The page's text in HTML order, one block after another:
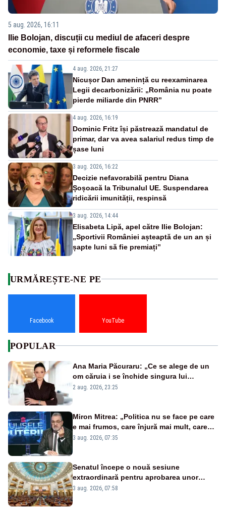
5 aug. 2026, 16:11
Ilie Bolojan, discuții cu mediul de afaceri despre
economie, taxe și reformele fiscale
4 aug. 2026, 21:27
Nicușor Dan amenință cu reexaminarea
Legii decarbonizării: „România nu poate
pierde miliarde din PNRR”
4 aug. 2026, 16:19
Dominic Fritz își păstrează mandatul de
primar, dar va avea salariul redus timp de
șase luni
3 aug. 2026, 16:22
Decizie nefavorabilă pentru Diana
Șoșoacă la Tribunalul UE. Suspendarea
ridicării imunității, respinsă
3 aug. 2026, 14:44
Elisabeta Lipă, apel către Ilie Bolojan:
„Sportivii României așteaptă de un an și
șapte luni să fie premiați”
URMĂREȘTE-NE PE
Facebook YouTube
POPULAR
Ana Maria Păcuraru: „Ce se alege de un
om căruia i se închide singura lui
portiță?”
2 aug. 2026, 23:25
Miron Mitrea: „Politica nu se face pe care
e mai frumos, care înjură mai mult, care
țipă mai tare, ci pe proiecte”
3 aug. 2026, 07:35
Senatul începe o nouă sesiune
extraordinară pentru aprobarea unor
jaloane din PNRR
3 aug. 2026, 07:58